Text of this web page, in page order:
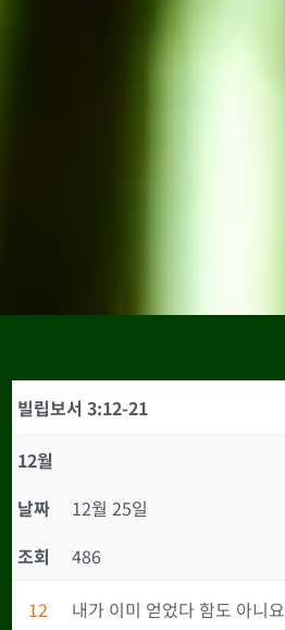
빌립보서 3:12-21
12월
날짜
12월 25일
조회
486
12
내가 이미 얻었다 함도 아니